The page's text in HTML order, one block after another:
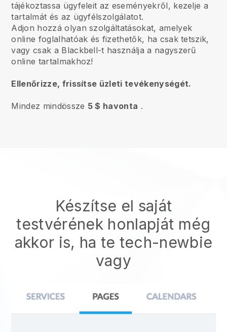
tájékoztassa ügyfeleit az eseményekről, kezelje a
tartalmát és az ügyfélszolgálatot.
Adjon hozzá olyan szolgáltatásokat, amelyek
online foglalhatóak és fizethetők, ha csak tetszik,
vagy csak a Blackbell-t használja a nagyszerű
online tartalmakhoz!
Ellenőrizze, frissítse üzleti tevékenységét.
Mindez mindössze 5 $ havonta .
Készítse el saját
testvérének honlapját még
akkor is, ha te tech-newbie
vagy